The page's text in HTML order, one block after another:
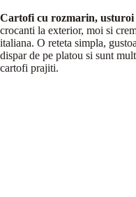
Cartofi cu rozmarin, usturoi
crocanti la exterior, moi si
italiana. O reteta simpla,
dispar de pe platou si sunt
cartofi prajiti.